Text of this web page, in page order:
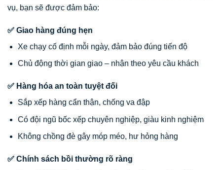
vụ, bạn sẽ được đảm bảo:
✅ Giao hàng đúng hẹn
Xe chạy cố định mỗi ngày, đảm bảo đúng tiến độ
Chủ động thời gian giao – nhận theo yêu cầu khách
✅ Hàng hóa an toàn tuyệt đối
Sắp xếp hàng cẩn thận, chống va đập
Có đội ngũ bốc xếp chuyên nghiệp, giàu kinh nghiệm
Không chồng đè gây móp méo, hư hỏng hàng
✅ Chính sách bồi thường rõ ràng